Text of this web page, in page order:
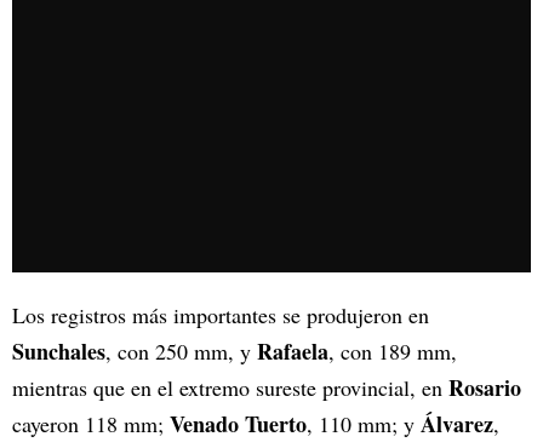
Los registros más importantes se produjeron en
Sunchales, con 250 mm, y Rafaela, con 189 mm,
mientras que en el extremo sureste provincial, en Rosario
cayeron 118 mm; Venado Tuerto, 110 mm; y Álvarez,